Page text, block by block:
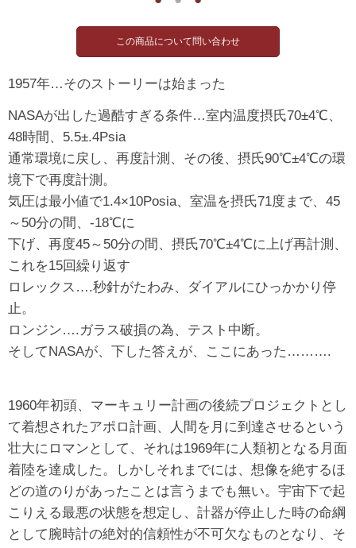
1957年…そのストーリーは始まった
NASAが出した過酷すぎる条件…室内温度摂氏70±4℃、
48時間、5.5±.4Psia
通常環境に戻し、再度計測、その後、摂氏90℃±4℃の環
境下で再度計測。
気圧は最小値で1.4×10Posia、室温を摂氏71度まで、45
～50分の間、-18℃に
下げ、再度45～50分の間、摂氏70℃±4℃に上げ再計測、
これを15回繰り返す
ロレックス….秒針がたわみ、ダイアルにひっかかり停
止。
ロンジン….ガラス破損の為、テスト中断。
そしてNASAが、下した答えが、ここにあった……….
1960年初頭、マーキュリー計画の後続プロジェクトとし
て着想されたアポロ計画、人間を月に到達させるという
壮大にロマンとして、それは1969年に人類初となる月面
着陸を達成した。しかしそれまでには、想像を絶するほ
どの道のりがあったことは言うまでも無い。宇宙下で起
こりえる最悪の状態を想定し、計器が停止した時の命綱
として腕時計の絶対的信頼性が不可欠なものとなり、そ